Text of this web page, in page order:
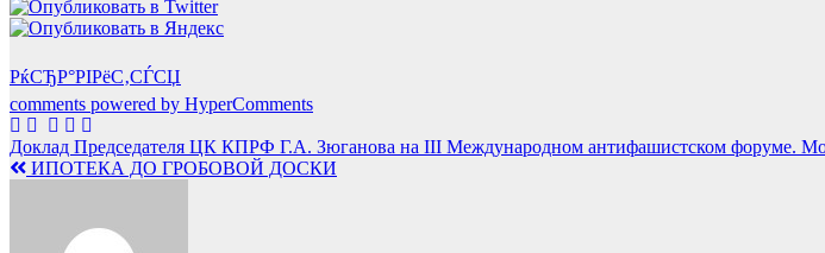
РќСЂР°РІРёС‚СЃСЏ
comments powered by HyperComments
Навигация
по
Доклад Председателя ЦК КПРФ Г.А. Зюганова на III Международном антифашистском форуме.
ИПОТЕКА ДО ГРОБОВОЙ ДОСКИ